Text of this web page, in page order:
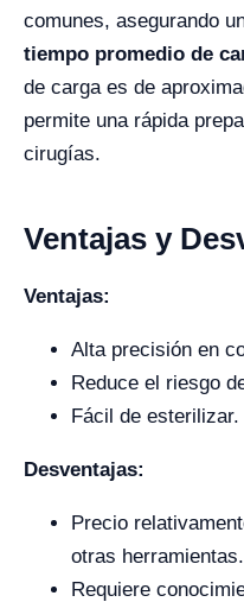
comunes, asegurando
tiempo promedio de
de carga es de
permite una rápida
cirugías.
Ventajas y
Ventajas:
Alta precisión en
Reduce el riesgo
Fácil de esterilizar.
Desventajas:
Precio
otras herramientas.
Requiere